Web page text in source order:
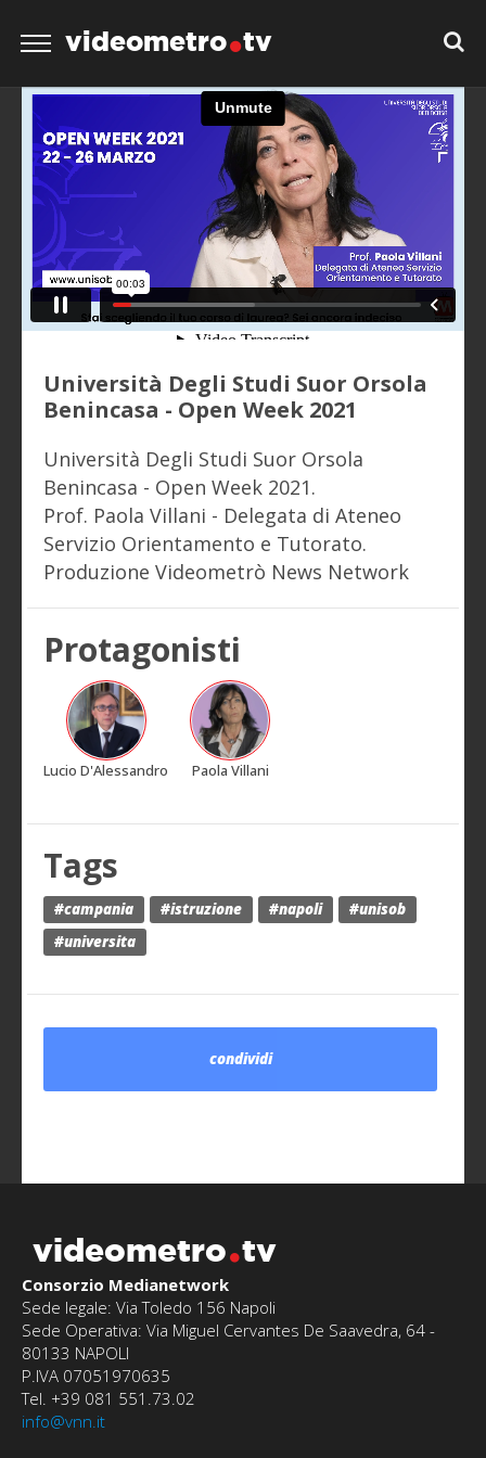
videometro tv
Università Degli Studi Suor Orsola
Benincasa - Open Week 2021
Università Degli Studi Suor Orsola
Benincasa - Open Week 2021.
Prof. Paola Villani - Delegata di Ateneo
Servizio Orientamento e Tutorato.
Produzione Videometrò News Network
Protagonisti
Lucio D'Alessandro Paola Villani
Tags
#campania #istruzione #napoli
#unisob
#universita
condividi
videometro tv
Consorzio Medianetwork
Sede legale: Via Toledo 156 Napoli
Sede Operativa: Via Miguel Cervantes De Saavedra, 64 -
80133 NAPOLI
P.IVA 07051970635
Tel. +39 081 551.73.02
info@vnn.it